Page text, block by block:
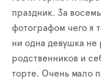
праздник. За
фотографом чего я
ни одна девушка не
родственников и
торте. Очень мало